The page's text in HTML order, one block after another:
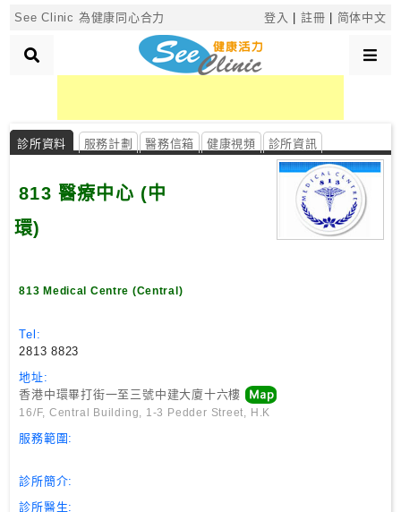
See Clinic 為健康同心合力 登入 註冊 简体中文
所
類
搜
所
按
區
搜
尋
小
時
×
診所資料 服務計劃 醫務信箱 健康視頻 診所資訊
813 醫療中心 (中
環)
813 Medical Centre (Central)
Tel:
2813 8823
地址:
香港中環畢打街一至三號中建大廈十六樓
16/F, Central Building, 1-3 Pedder Street, H.K
服務範圍:
診所簡介:
診所醫生: